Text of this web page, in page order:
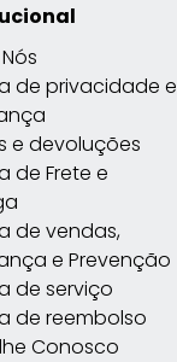
de privacidade e
e devoluções
de Frete e
de vendas,
e Prevenção
de serviço
de reembolso
Conosco